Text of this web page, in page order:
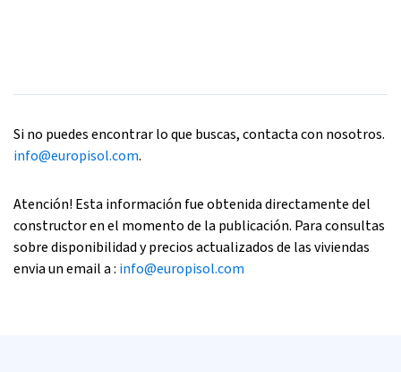
Si no puedes encontrar lo que buscas, contacta con nosotros.
info@europisol.com.
Atención! Esta información fue obtenida directamente del
constructor en el momento de la publicación. Para consultas
sobre disponibilidad y precios actualizados de las viviendas
envia un email a : info@europisol.com